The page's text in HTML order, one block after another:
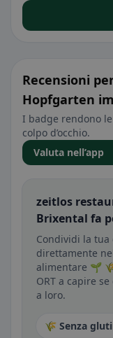
Recensioni
Hopfgarten
I badge rendono
colpo d’occhio.
Valuta nell’app
zeitlos
Brixental fa
Condividi la
direttamente
alimentare 🌱
ORT a capire
a loro.
🌾 Senza